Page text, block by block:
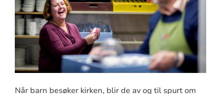
Når barn besøker kirken, blir de av og til spurt om